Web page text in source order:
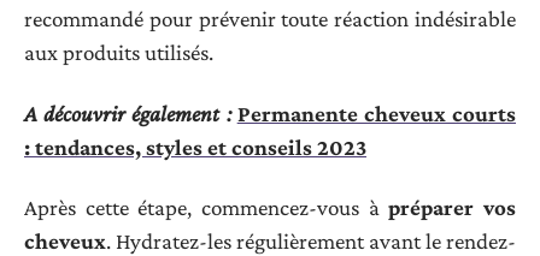
recommandé pour prévenir toute réaction indésirable
aux produits utilisés.
A découvrir également : Permanente cheveux courts
: tendances, styles et conseils 2023
Après cette étape, commencez-vous àpréparer vos
cheveux. Hydratez-les régulièrement avant le rendez-